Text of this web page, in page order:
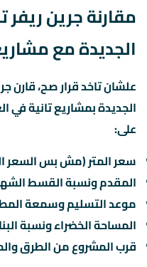
مقارنة جرين ريفر
الجديدة مع
علشان تاخد قرار صح، قارن
الجديدة بمشاريع تانية في
على:
سعر المتر (مش بس السعر
المقدم ونسبة القسط
موعد التسليم وسمعة
المساحة الخضراء ونسبة
قرب المشروع من الطرق